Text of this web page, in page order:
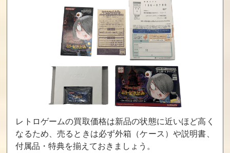
買取価格
ゴーストバス
ターズ2
買取価格
13,800
京都財テク殺人
事件
買取価格
13,200
ドラゴンズレア
13,020
愛先生のO･SHI･
E･TEわたしの星
買取価格
13,000
恐竜戦隊ジュウ
レンジャー
買取価格
13,000
レトロゲームの買取価格は新品の状態に近いほど高く
なるため、売るときは必ず外箱（ケース）や説明書、
付属品・特典を揃えておきましょう。